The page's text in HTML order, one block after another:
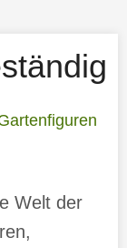
Welt der